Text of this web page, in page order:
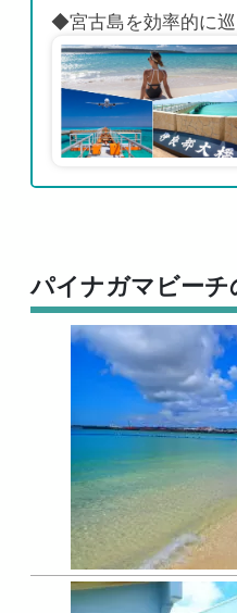
◆宮古島を効率的に
パイナガマビーチ